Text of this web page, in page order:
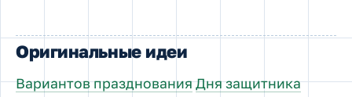
Оригинальные идеи
Вариантов празднованияДня защитника